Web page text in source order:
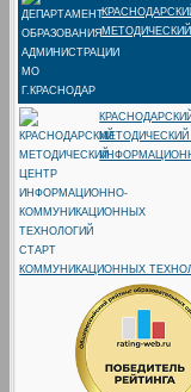
КРАСНОДАРСКИЙ
КОММУНИКАЦИОННЫХ